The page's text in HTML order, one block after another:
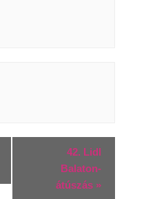
42. Lidl
Balaton-
átúszás »